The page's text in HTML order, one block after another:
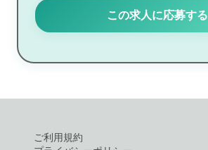
この求人に応募する
ご利用規約